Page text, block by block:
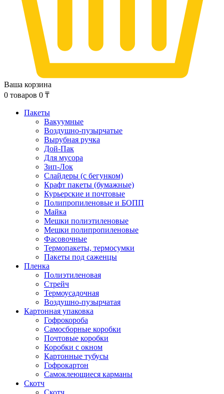
Ваша корзина
0 товаров 0 ₸
Пакеты
Вакуумные
Воздушно-пузырчатые
Вырубная ручка
Дой-Пак
Для мусора
Зип-Лок
Слайдеры (с бегунком)
Крафт пакеты (бумажные)
Курьерские и почтовые
Полипропиленовые и БОПП
Майка
Мешки полиэтиленовые
Мешки полипропиленовые
Фасовочные
Термопакеты, термосумки
Пакеты под саженцы
Пленка
Полиэтиленовая
Стрейч
Термоусадочная
Воздушно-пузырчатая
Картонная упаковка
Гофрокороба
Самосборные коробки
Почтовые коробки
Коробки с окном
Картонные тубусы
Гофрокартон
Самоклеющиеся карманы
Скотч
Скотч